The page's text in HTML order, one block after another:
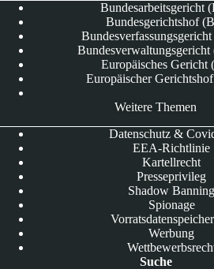
Bundesarbeitsgericht
Bundesgerichtshof
Europäisches Gericht
Europäischer
Weitere Themen
Datenschutz &
EEA-Richtlinie
Kartellrecht
Presseprivileg
Shadow Banning
Spionage
Werbung
Suche